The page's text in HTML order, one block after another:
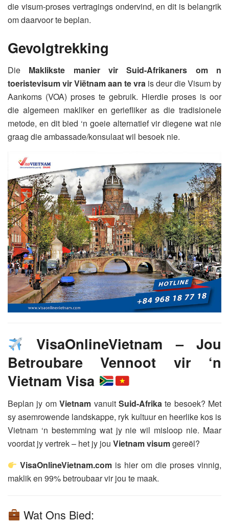
die visum-proses vertragings ondervind, en dit is belangrik
om daarvoor te beplan.
Gevolgtrekking
Die Maklikste manier vir Suid-Afrikaners om n
toeristevisum vir Viëtnam aan te vra is deur die Visum by
Aankoms (VOA) proses te gebruik. Hierdie proses is oor
die algemeen makliker en geriefliker as die tradisionele
metode, en dit bied ‘n goeie alternatief vir diegene wat nie
graag die ambassade/konsulaat wil besoek nie.
VisaOnlineVietnam – Jou
Betroubare Vennoot vir ‘n
Vietnam Visa
Beplan jy omVietnam vanuit Suid-Afrikate besoek? Met
sy asemrowende landskappe, ryk kultuur en heerlike kos is
Vietnam ‘n bestemming wat jy nie wil misloop nie. Maar
voordat jy vertrek – het jy jou Vietnam visumgereël?
VisaOnlineVietnam.com is hier om die proses vinnig,
maklik en 99% betroubaar vir jou te maak.
Wat Ons Bied: